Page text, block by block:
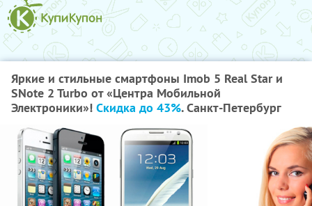
Яркие и стильные смартфоны Imob 5 Real Star и
SNote 2 Turbo от «Центра Мобильной
Электроники»! Скидка до 43%. Санкт-Петербург